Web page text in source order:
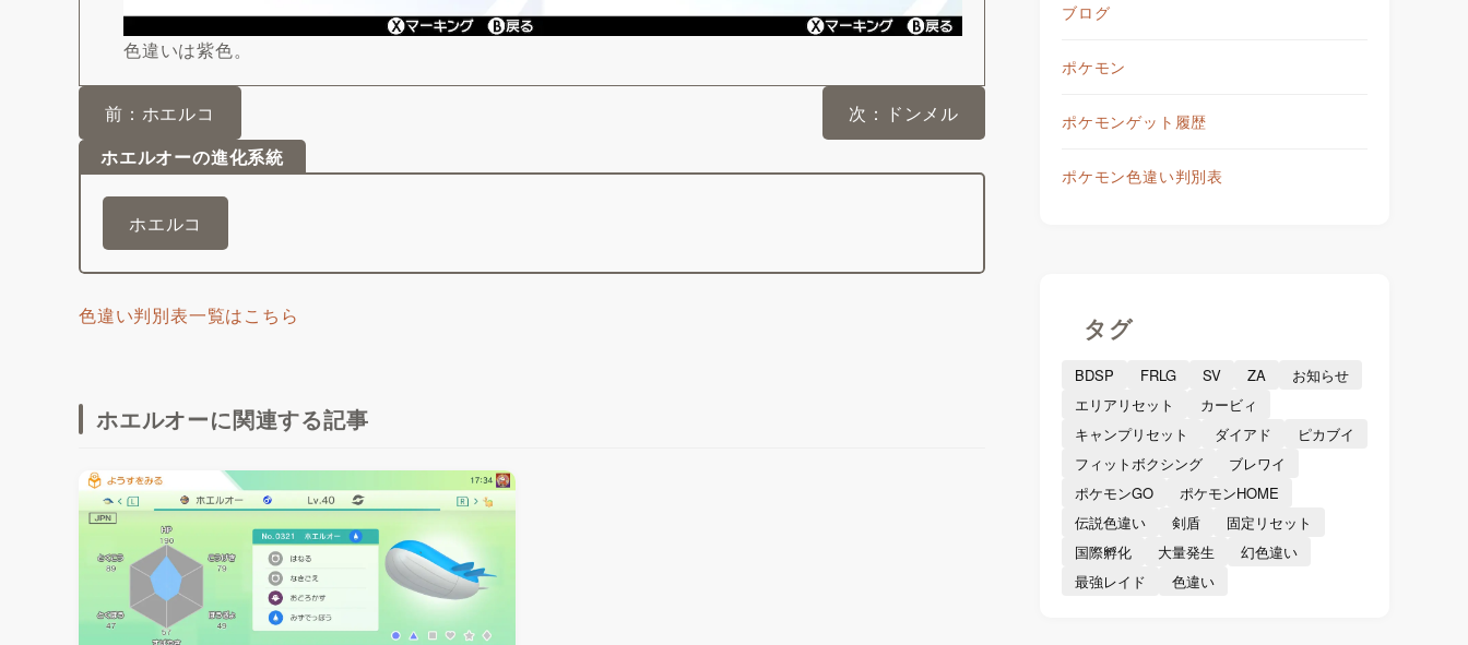
色違いは紫色。
前：ホエルコ
次：ドンメル
ホエルオーの進化系統
ホエルコ
色違い判別表一覧はこちら
ホエルオーに関連する記事
ブログ
ポケモン
ポケモンゲット履歴
ポケモン色違い判別表
タグ
BDSP FRLG SV ZA
お知らせ
エリアリセット
カービィ
キャンプリセット
ダイアド
ピカブイ
フィットボクシング
ブレワイ
ポケモンGO
ポケモンHOME
伝説色違い
剣盾
固定リセット
国際孵化
大量発生
幻色違い
最強レイド
色違い